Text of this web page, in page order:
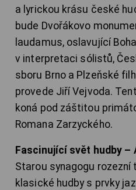
a lyrickou krásu české
bude Dvořákovo
laudamus, oslavující
v interpretaci sólistů,
sboru Brno a Plzeňské
provede Jiří Vejvoda.
koná pod záštitou
Romana Zarzyckého.
Fascinující svět hudby –
Starou synagogu rozezní
klasické hudby s prvky